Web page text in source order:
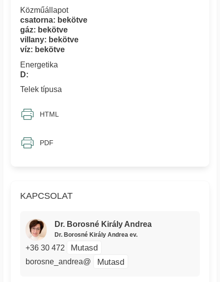
KAPCSOLAT
Dr. Borosné Király Andrea
Dr. Borosné Király Andrea ev.
+36 30 472 Mutasd
borosne_andrea@ Mutasd
Közműállapot
csatorna: bekötve
gáz: bekötve
villany: bekötve
víz: bekötve
Energetika
D:
Telek típusa
HTML
PDF